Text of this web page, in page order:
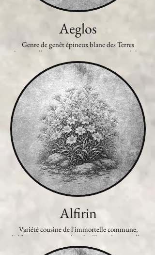
Aeglos
Genre de genêt épineux blanc des Terres
Immortelles poussant notamment au pied des
collines et des montagnes. Connue pour sa
résistance, l'aeglos agglomérée entre dans la
composition d'armes, notamment des lances et
des flèches.
Alfirin
Variété cousine de l'immortelle commune,
l'alfirin se rencontre dans les Terres Immortelles
et dans l'ouest de l'Exenterre. C'est une plante